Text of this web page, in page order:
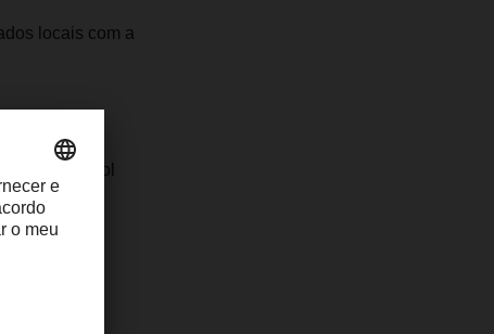
locais com a
plate control
LED
anuais e
anos.